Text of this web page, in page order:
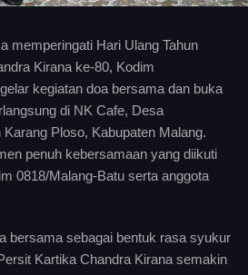
memperingati Hari Ulang Tahun
Kirana ke-80, Kodim
kegiatan doa bersama dan buka
di NK Cafe, Desa
Ploso, Kabupaten Malang.
penuh kebersamaan yang diikuti
0818/Malang-Batu serta anggota
bersama sebagai bentuk rasa syukur
Kartika Chandra Kirana semakin